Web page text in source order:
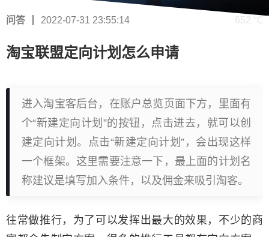
问答 2022-07-31 23:55:14 652 ℃
淘宝联盟定向计划怎么申请
进入淘宝客后台，在账户总览页面下方，里面有
个“新建定向计划”的按钮，点击进去，就可以创
建定向计划。点击“新建定向计划”，会出现这样
一个框架。这里需要注意一下，最上面的计划名
称建议是填写加入条件，以及佣金来吸引淘客。
往常做推行，为了可以发挥出最大的效果，不少的商